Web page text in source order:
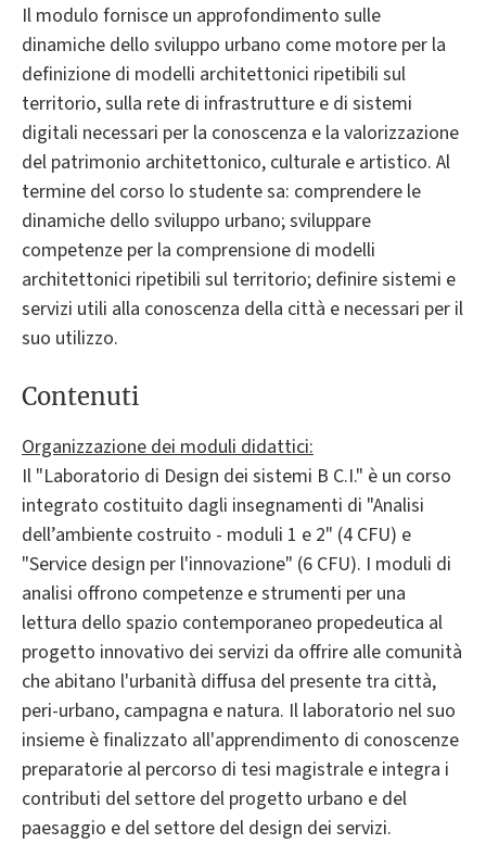
Il modulo fornisce un approfondimento sulle
dinamiche dello sviluppo urbano come motore per la
definizione di modelli architettonici ripetibili sul
territorio, sulla rete di infrastrutture e di sistemi
digitali necessari per la conoscenza e la valorizzazione
del patrimonio architettonico, culturale e artistico. Al
termine del corso lo studente sa: comprendere le
dinamiche dello sviluppo urbano; sviluppare
competenze per la comprensione di modelli
architettonici ripetibili sul territorio; definire sistemi e
servizi utili alla conoscenza della città e necessari per il
suo utilizzo.
Contenuti
Organizzazione dei moduli didattici:
Il "Laboratorio di Design dei sistemi B C.I." è un corso
integrato costituito dagli insegnamenti di "Analisi
dell’ambiente costruito - moduli 1 e 2" (4 CFU) e
"Service design per l'innovazione" (6 CFU). I moduli di
analisi offrono competenze e strumenti per una
lettura dello spazio contemporaneo propedeutica al
progetto innovativo dei servizi da offrire alle comunità
che abitano l'urbanità diffusa del presente tra città,
peri-urbano, campagna e natura. Il laboratorio nel suo
insieme è finalizzato all'apprendimento di conoscenze
preparatorie al percorso di tesi magistrale e integra i
contributi del settore del progetto urbano e del
paesaggio e del settore del design dei servizi.